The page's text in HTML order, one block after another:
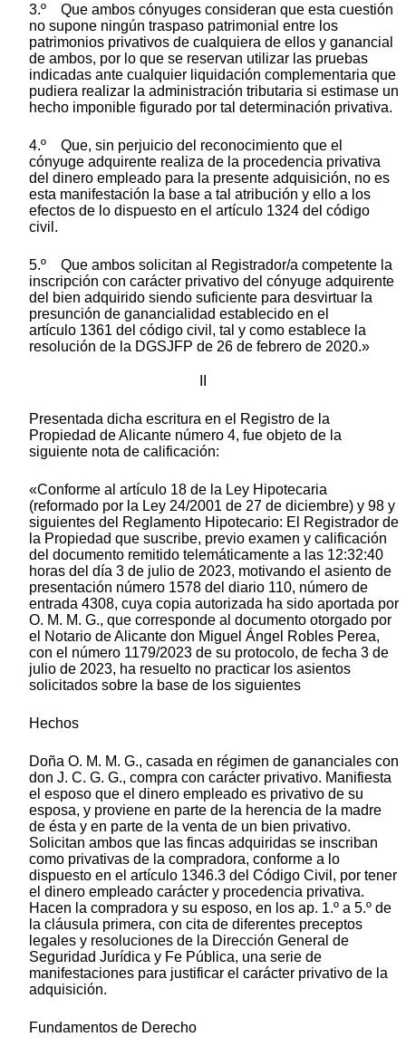
3.º Que ambos cónyuges consideran que esta cuestión
no supone ningún traspaso patrimonial entre los
patrimonios privativos de cualquiera de ellos y ganancial
de ambos, por lo que se reservan utilizar las pruebas
indicadas ante cualquier liquidación complementaria que
pudiera realizar la administración tributaria si estimase un
hecho imponible figurado por tal determinación privativa.
4.º Que, sin perjuicio del reconocimiento que el
cónyuge adquirente realiza de la procedencia privativa
del dinero empleado para la presente adquisición, no es
esta manifestación la base a tal atribución y ello a los
efectos de lo dispuesto en el artículo 1324 del código
civil.
5.º Que ambos solicitan al Registrador/a competente la
inscripción con carácter privativo del cónyuge adquirente
del bien adquirido siendo suficiente para desvirtuar la
presunción de ganancialidad establecido en el
artículo 1361 del código civil, tal y como establece la
resolución de la DGSJFP de 26 de febrero de 2020.»
Presentada dicha escritura en el Registro de la
Propiedad de Alicante número 4, fue objeto de la
siguiente nota de calificación:
«Conforme al artículo 18 de la Ley Hipotecaria
(reformado por la Ley 24/2001 de 27 de diciembre) y 98 y
siguientes del Reglamento Hipotecario: El Registrador de
la Propiedad que suscribe, previo examen y calificación
del documento remitido telemáticamente a las 12:32:40
horas del día 3 de julio de 2023, motivando el asiento de
presentación número 1578 del diario 110, número de
entrada 4308, cuya copia autorizada ha sido aportada por
O. M. M. G., que corresponde al documento otorgado por
el Notario de Alicante don Miguel Ángel Robles Perea,
con el número 1179/2023 de su protocolo, de fecha 3 de
julio de 2023, ha resuelto no practicar los asientos
solicitados sobre la base de los siguientes
Hechos
Doña O. M. M. G., casada en régimen de gananciales con
don J. C. G. G., compra con carácter privativo. Manifiesta
el esposo que el dinero empleado es privativo de su
esposa, y proviene en parte de la herencia de la madre
de ésta y en parte de la venta de un bien privativo.
Solicitan ambos que las fincas adquiridas se inscriban
como privativas de la compradora, conforme a lo
dispuesto en el artículo 1346.3 del Código Civil, por tener
el dinero empleado carácter y procedencia privativa.
Hacen la compradora y su esposo, en los ap. 1.º a 5.º de
la cláusula primera, con cita de diferentes preceptos
legales y resoluciones de la Dirección General de
Seguridad Jurídica y Fe Pública, una serie de
manifestaciones para justificar el carácter privativo de la
adquisición.
Fundamentos de Derecho